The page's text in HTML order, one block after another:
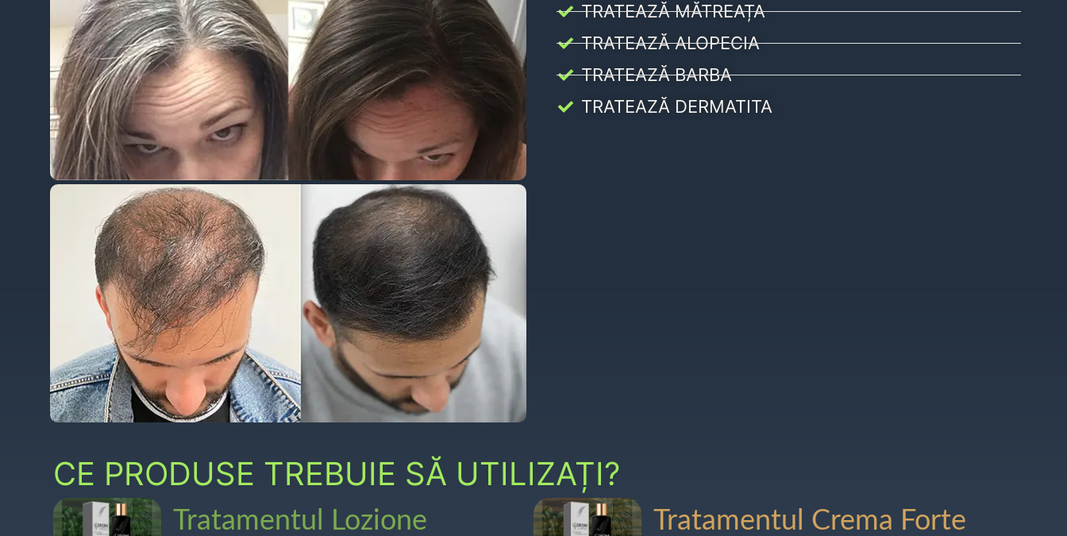
TRATEAZĂ MĂTREAȚA
TRATEAZĂ ALOPECIA
TRATEAZĂ BARBA
TRATEAZĂ DERMATITA
CE PRODUSE TREBUIE SĂ UTILIZAȚI?
Tratamentul Lozione Tratamentul Crema Forte